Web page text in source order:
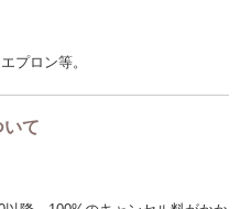
プロン等。
て